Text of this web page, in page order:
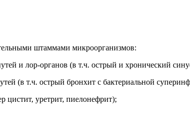
штаммами микроорганизмов:
и лор-органов (в т.ч. острый и хронический
(в т.ч. острый бронхит с бактериальной
цистит, уретрит, пиелонефрит);